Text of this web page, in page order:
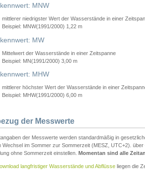
MNW
mittlerer niedrigster Wert der Wasserstände in einer
Beispiel: MNW(1991/2000) 1,22 m
MW
Mittelwert der Wasserstände in einer Zeitspanne
Beispiel: MN(1991/2000) 3,00 m
MHW
mittlerer höchster Wert der Wasserstände in einer
Beispiel: MHW(1991/2000) 6,00 m
der Messwerte
der Messwerte werden standardmäßig in
Wechsel im Sommer zur Sommerzeit (MESZ, UTC+2). über
ohne Sommerzeit einstellen. Momentan sind alle
langfristiger Wasserstände und Abflüsse liegen die